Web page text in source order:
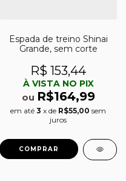
Espada de treino Shinai
Grande, sem corte
R$ 153,44
À VISTA NO PIX
ou R$164,99
em até 3 x de R$55,00 sem
juros